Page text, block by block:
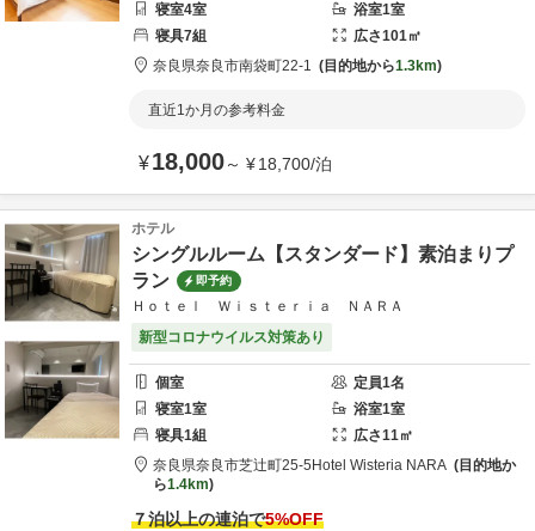
寝室4室 浴室1室
寝具7組 広さ101㎡
奈良県奈良市南袋町22-1 目的地から1.3km
直近1か月の参考料金
¥18,000～ ¥18,700/泊
ホテル
シングルルーム【スタンダード】素泊まりプ
ラン
即予約
Ｈｏｔｅｌ Ｗｉｓｔｅｒｉａ ＮＡＲＡ
新型コロナウイルス対策あり
個室 定員1名
寝室1室 浴室1室
寝具1組 広さ11㎡
奈良県奈良市芝辻町25-5 Hotel Wisteria NARA
目的地か
ら1.4km
７泊以上の連泊で5%OFF